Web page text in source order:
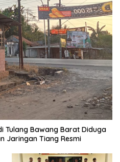
Tulang Bawang Barat Diduga
Jaringan Tiang Resmi